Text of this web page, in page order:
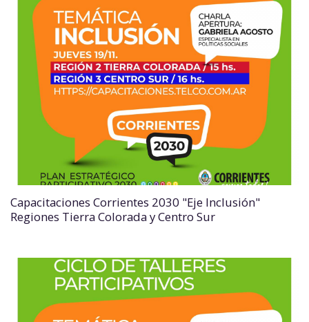
Capacitaciones Corrientes 2030 "Eje Inclusión"
Regiones Tierra Colorada y Centro Sur